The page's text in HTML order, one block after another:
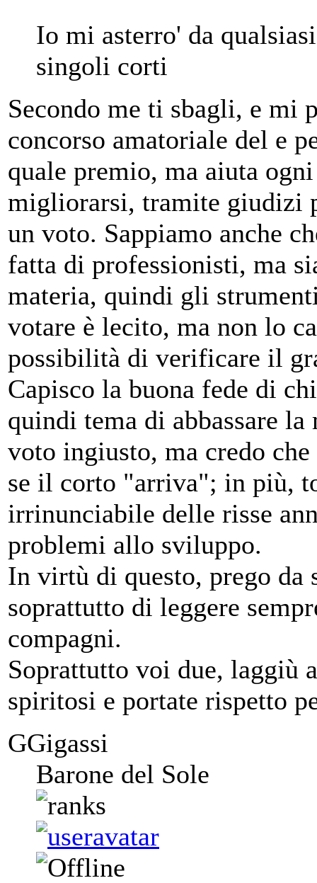
Io mi asterro' da
singoli corti
Secondo me ti sbagli, e mi
concorso amatoriale del e
quale premio, ma aiuta
migliorarsi, tramite giudizi
un voto. Sappiamo anche
fatta di professionisti, ma
materia, quindi gli
votare è lecito, ma non lo
possibilità di verificare il
Capisco la buona fede di
quindi tema di abbassare
voto ingiusto, ma credo
se il corto "arriva"; in più,
irrinunciabile delle risse
problemi allo sviluppo.
In virtù di questo, prego
soprattutto di leggere
compagni.
Soprattutto voi due, laggiù
spiritosi e portate rispetto
GGigassi
Barone del Sole